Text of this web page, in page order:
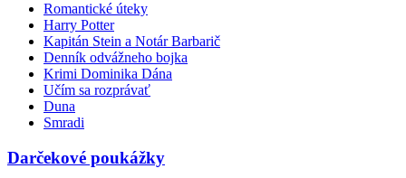
Romantické úteky
Harry Potter
Kapitán Stein a Notár Barbarič
Denník odvážneho bojka
Krimi Dominika Dána
Učím sa rozprávať
Duna
Smradi
Darčekové poukážky